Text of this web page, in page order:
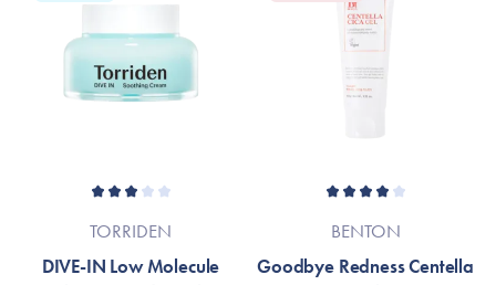
TORRIDEN
DIVE-IN Low Molecule
BENTON
Goodbye Redness Centella